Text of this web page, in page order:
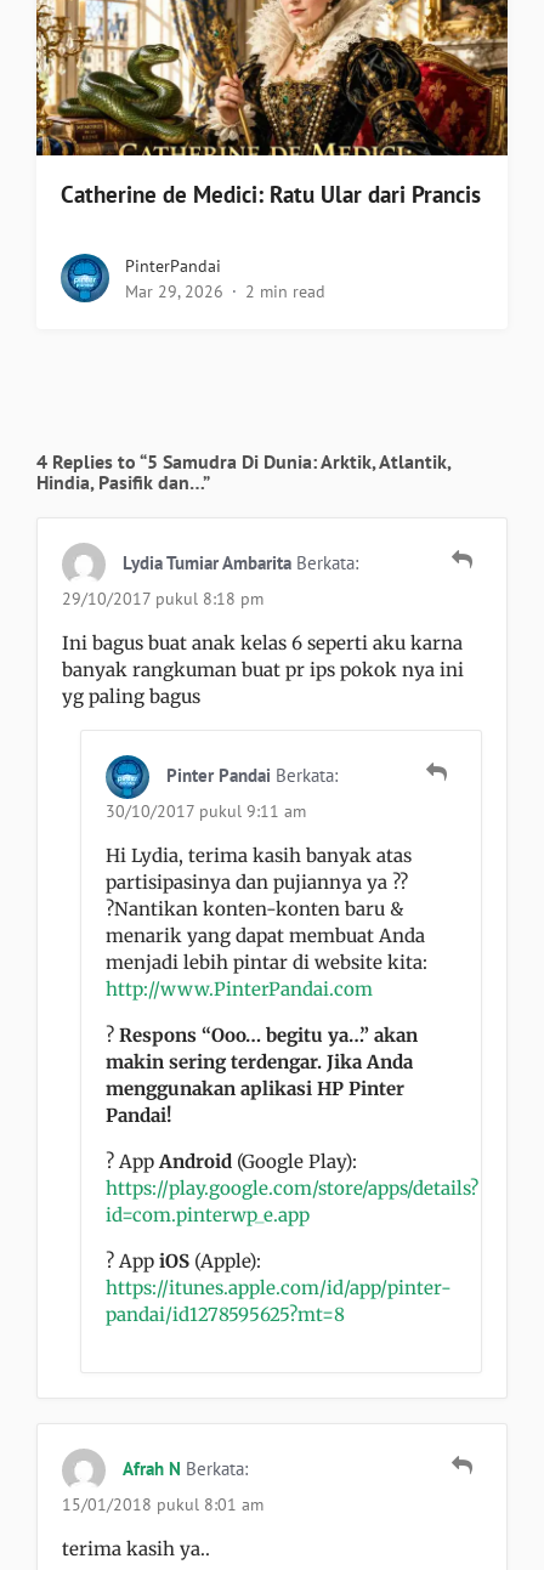
Catherine de Medici: Ratu Ular dari Prancis
PinterPandai
Mar 29, 2026
2 min read
4 Replies to “5 Samudra Di Dunia: Arktik, Atlantik,
Hindia, Pasifik dan…”
Lydia Tumiar Ambarita Berkata:
29/10/2017 pukul 8:18 pm
Ini bagus buat anak kelas 6 seperti aku karna
banyak rangkuman buat pr ips pokok nya ini
yg paling bagus
Pinter Pandai Berkata:
30/10/2017 pukul 9:11 am
Hi Lydia, terima kasih banyak atas
partisipasinya dan pujiannya ya ??
?Nantikan konten-konten baru &
menarik yang dapat membuat Anda
menjadi lebih pintar di website kita:
http://www.PinterPandai.com
? Respons “Ooo… begitu ya…” akan
makin sering terdengar. Jika Anda
menggunakan aplikasi HP Pinter
Pandai!
? AppAndroid (Google Play):
https://play.google.com/store/apps/details?
id=com.pinterwp_e.app
? App iOS (Apple):
https://itunes.apple.com/id/app/pinter-
pandai/id1278595625?mt=8
Afrah N Berkata:
15/01/2018 pukul 8:01 am
terima kasih ya..